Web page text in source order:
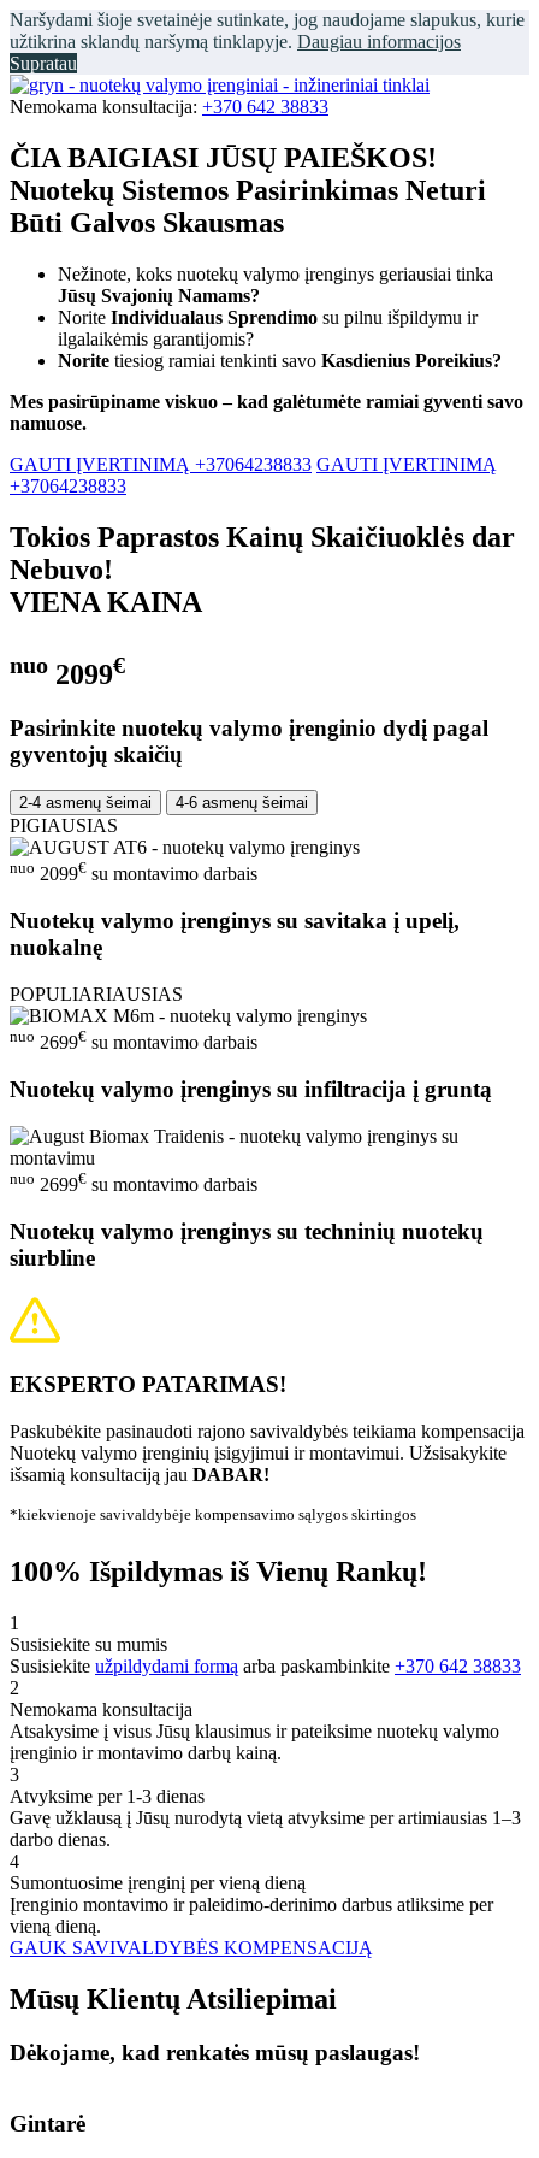
Naršydami šioje svetainėje sutinkate, jog naudojame slapukus, kurie
užtikrina sklandų naršymą tinklapyje. Daugiau informacijos
Supratau
Nemokama konsultacija: +370 642 38833
ČIA BAIGIASI JŪSŲ PAIEŠKOS!
Nuotekų Sistemos Pasirinkimas Neturi
Būti Galvos Skausmas
Nežinote, koks nuotekų valymo įrenginys geriausiai tinka
Jūsų Svajonių Namams?
Norite Individualaus Sprendimo su pilnu išpildymu ir
ilgalaikėmis garantijomis?
Norite tiesiog ramiai tenkinti savo Kasdienius Poreikius?
Mes pasirūpiname viskuo – kad galėtumėte ramiai gyventi savo
namuose.
GAUTI ĮVERTINIMĄ +37064238833 GAUTI ĮVERTINIMĄ
+37064238833
Tokios Paprastos Kainų Skaičiuoklės dar
Nebuvo!
VIENA KAINA
nuo 2099€
Pasirinkite nuotekų valymo įrenginio dydį pagal
gyventojų skaičių
2-4 asmenų šeimai 4-6 asmenų šeimai
PIGIAUSIAS
nuo 2099€ su montavimo darbais
Nuotekų valymo įrenginys su savitaka į upelį,
nuokalnę
POPULIARIAUSIAS
nuo 2699€ su montavimo darbais
Nuotekų valymo įrenginys su infiltracija į gruntą
nuo 2699€ su montavimo darbais
Nuotekų valymo įrenginys su techninių nuotekų
siurbline
EKSPERTO PATARIMAS!
Paskubėkite pasinaudoti rajono savivaldybės teikiama kompensacija
Nuotekų valymo įrenginių įsigyjimui ir montavimui. Užsisakykite
išsamią konsultaciją jau DABAR!
*kiekvienoje savivaldybėje kompensavimo sąlygos skirtingos
100% Išpildymas iš Vienų Rankų!
1
Susisiekite su mumis
Susisiekite užpildydami formą arba paskambinkite +370 642 38833
2
Nemokama konsultacija
Atsakysime į visus Jūsų klausimus ir pateiksime nuotekų valymo
įrenginio ir montavimo darbų kainą.
3
Atvyksime per 1-3 dienas
Gavę užklausą į Jūsų nurodytą vietą atvyksime per artimiausias 1–3
darbo dienas.
4
Sumontuosime įrenginį per vieną dieną
Įrenginio montavimo ir paleidimo-derinimo darbus atliksime per
vieną dieną.
GAUK SAVIVALDYBĖS KOMPENSACIJĄ
Mūsų Klientų Atsiliepimai
Dėkojame, kad renkatės mūsų paslaugas!
Gintarė